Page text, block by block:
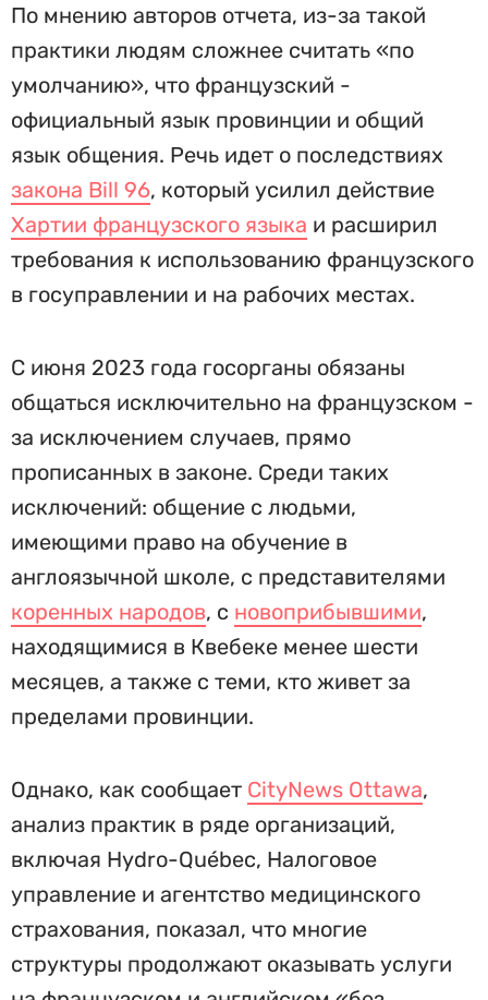
По мнению авторов отчета, из-за такой
практики людям сложнее считать «по
умолчанию», что французский -
официальный язык провинции и общий
язык общения. Речь идет о последствиях
закона Bill 96, который усилил действие
Хартии французского языка и расширил
требования к использованию французского
в госуправлении и на рабочих местах.
С июня 2023 года госорганы обязаны
общаться исключительно на французском -
за исключением случаев, прямо
прописанных в законе. Среди таких
исключений: общение с людьми,
имеющими право на обучение в
англоязычной школе, с представителями
коренных народов, с новоприбывшими,
находящимися в Квебеке менее шести
месяцев, а также с теми, кто живет за
пределами провинции.
Однако, как сообщает CityNews Ottawa,
анализ практик в ряде организаций,
включая Hydro-Québec, Налоговое
управление и агентство медицинского
страхования, показал, что многие
структуры продолжают оказывать услуги